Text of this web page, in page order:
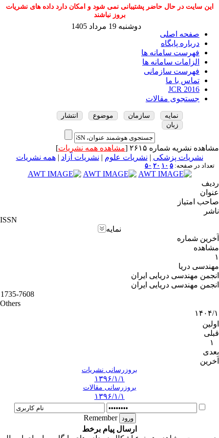
این سایت در حال حاضر پشتیبانی نمی شود و امکان دارد داده های نشریات
بروز نباشند
صفحه اصلی
درباره پایگاه
فهرست سامانه ها
الزامات سامانه ها
فهرست سازمانی
تماس با ما
JCR 2016
جستجوی مقالات
دوشنبه 19 مرداد 1405
نمایه سازمان موضوع
انتشار
زبان
مشاهده نشریه شماره ۲۶۱۵ [ مشاهده همه نشریات]
نشریات پزشکی | نشریات علوم | نشریات آزاد |همه نشریات
تعداد در صفحه: ۵ ۱۰ ۲۰ ۵۰
ردیف
عنوان
صاحب امتیاز
ناشر
ISSN
نمایه
آخرین شماره
مشاهده
۱
مهندسی دریا
انجمن مهندسی دریایی ایران
انجمن مهندسی دریایی ایران
1735-7608
Others
۱۴۰۴/۱
اولین
قبلی
۱
بعدی
آخرین
بروزرسانی نشریات
۱۳۹۶/۱/۱
بروزرسانی مقالات
۱۳۹۶/۱/۱
Remember
ارسال پیام برخط